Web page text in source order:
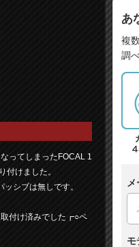
ってしまったFOCAL 1
付けました。
シブは無しです。
取付け済みでした┏○ペ
あ
複
調
モ